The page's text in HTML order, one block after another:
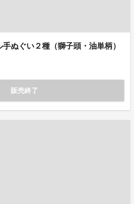
ぬぐい２種（獅子頭・油単柄）
販売終了